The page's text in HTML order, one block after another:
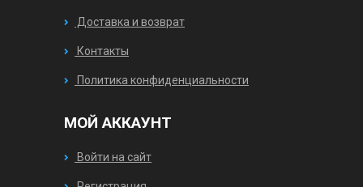
Доставка и возврат
Контакты
Политика конфиденциальности
МОЙ АККАУНТ
Войти на сайт